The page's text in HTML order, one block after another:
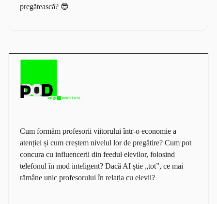
pregătească? 😎
Cum formăm profesorii viitorului într-o economie a
atenției și cum creștem nivelul lor de pregătire? Cum pot
concura cu influencerii din feedul elevilor, folosind
telefonul în mod inteligent? Dacă AI știe „tot”, ce mai
rămâne unic profesorului în relația cu elevii?